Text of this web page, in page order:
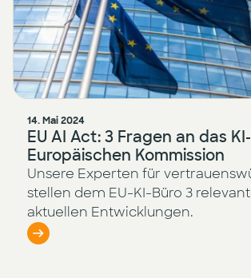
14. Mai 2024
EU AI Act: 3 Fragen an das
Europäischen Kommission
Unsere Experten für
stellen dem EU-KI-Büro 3
aktuellen Entwicklungen.